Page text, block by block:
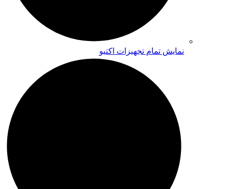
نمایش تمام تجهیزات اکتیو